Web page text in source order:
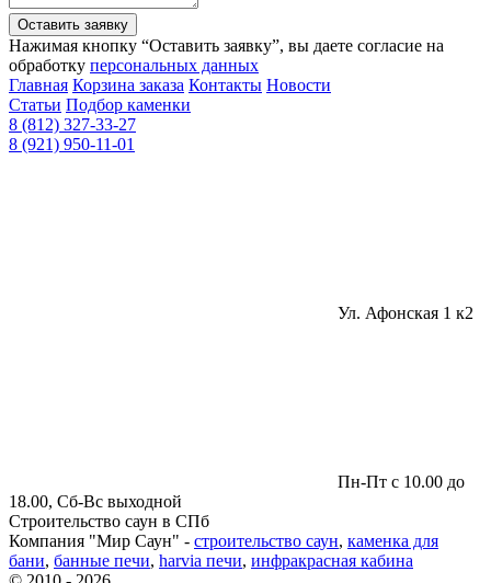
Оставить заявку
Нажимая кнопку “Оставить заявку”, вы даете согласие на
обработку персональных данных
Главная Корзина заказа Контакты Новости
Статьи Подбор каменки
8 (812) 327-33-27
8 (921) 950-11-01
Ул. Афонская 1 к2
Пн-Пт с 10.00 до
18.00, Сб-Вс выходной
Строительство саун в СПб
Компания "Мир Саун" - строительство саун, каменка для
бани, банные печи, harvia печи, инфракрасная кабина